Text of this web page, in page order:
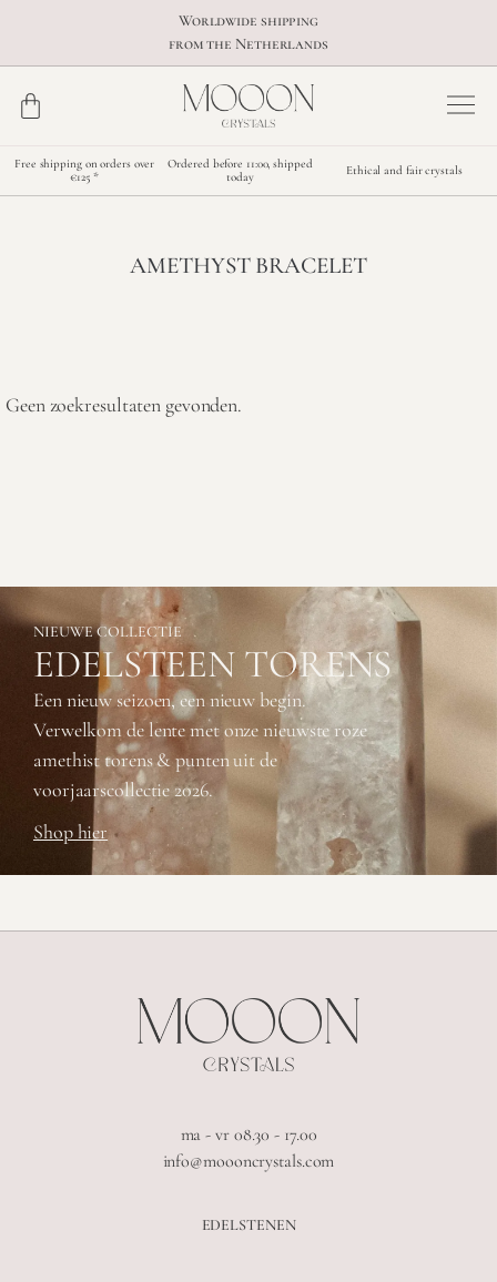
Worldwide shipping
from the Netherlands
Free shipping on orders over
€125 *
Ordered before 11:00, shipped
today
Ethical and fair crystals
AMETHYST BRACELET
Geen zoekresultaten gevonden.
NIEUWE COLLECTIE
EDELSTEEN TORENS
Een nieuw seizoen, een nieuw begin.
Verwelkom de lente met onze nieuwste roze
amethist torens & punten uit de
voorjaarscollectie 2026.
Shop hier
ma - vr 08.30 - 17.00
info@moooncrystals.com
EDELSTENEN